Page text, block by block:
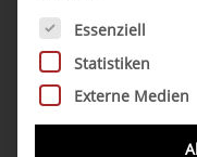
Beschreibung
Una Health für
Es folgt eine Liste
Essenziell
Statistiken
Externe Medien